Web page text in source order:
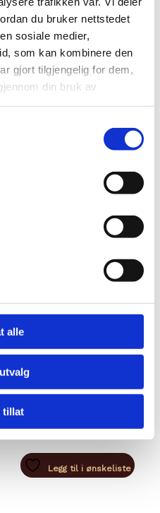
du bruker nettstedet
sosiale medier,
som kan kombinere den
gjort tilgjengelig for dem,
din bruk av
alle
tillat
LAMMEKJØTT
VILL-LAM FÅRIKÅLKJØTT
NORSK VILLSAU
kr265,00
FJÆRKRE
Legg til i handlekurv
Legg til i ønskeliste